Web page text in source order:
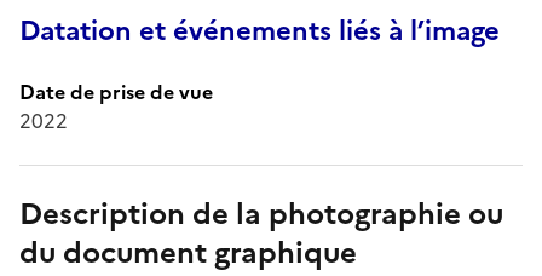
Datation et événements liés à l’image
Date de prise de vue
2022
Description de la photographie ou
du document graphique